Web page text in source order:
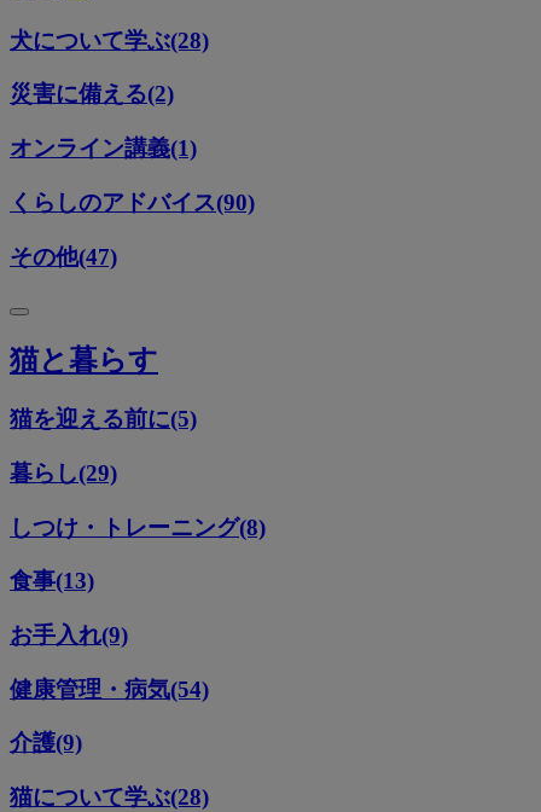
犬について学ぶ(28)
災害に備える(2)
オンライン講義(1)
くらしのアドバイス(90)
その他(47)
猫と暮らす
猫を迎える前に(5)
暮らし(29)
しつけ・トレーニング(8)
食事(13)
お手入れ(9)
健康管理・病気(54)
介護(9)
猫について学ぶ(28)